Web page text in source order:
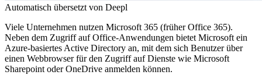
Automatisch übersetzt von Deepl
Viele Unternehmen nutzen Microsoft 365 (früher Office 365).
Neben dem Zugriff auf Office-Anwendungen bietet Microsoft ein
Azure-basiertes Active Directory an, mit dem sich Benutzer über
einen Webbrowser für den Zugriff auf Dienste wie Microsoft
Sharepoint oder OneDrive anmelden können.